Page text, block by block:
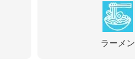
ラーメン